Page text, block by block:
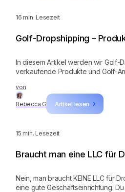
16 min. Lesezeit
von
Rebecca G Artikel lesen
Golf-Dropshipping –
In diesem Artikel werden wir Golf-
verkaufende Produkte und Golf-
15 min. Lesezeit
Braucht man eine LLC für
Nein, man braucht KEINE LLC für
eine gute Geschäftseinrichtung.